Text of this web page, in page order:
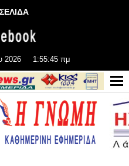
2026 1:55:45 πμ